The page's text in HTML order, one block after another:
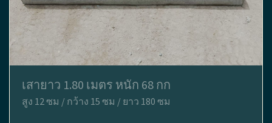
เสายาว 1.80 เมตร หนัก 68 กก
สูง 12 ซม / กว้าง 15 ซม / ยาว 180 ซม